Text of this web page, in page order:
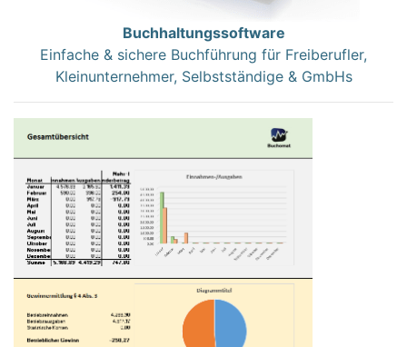
Buchhaltungssoftware
Einfache & sichere Buchführung für Freiberufler,
Kleinunternehmer, Selbstständige & GmbHs